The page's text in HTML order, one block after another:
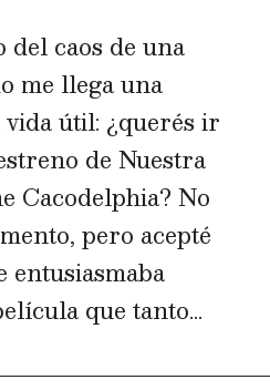
del caos de una
me llega una
útil: ¿querés ir
de Nuestra
Cacodelphia? No
pero acepté
entusiasmaba
que tanto...